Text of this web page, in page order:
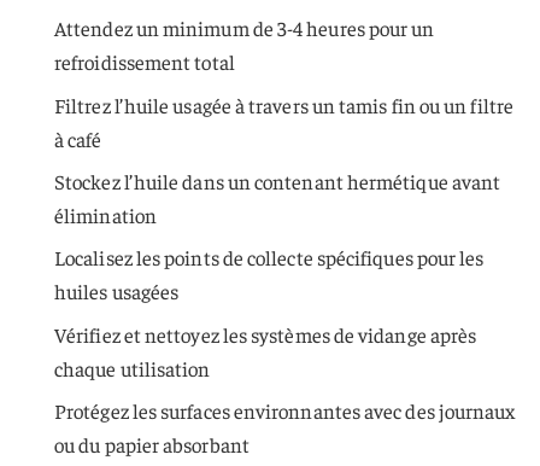
Attendez un minimum de 3-4 heures pour un
refroidissement total
Filtrez l’huile usagée à travers un tamis fin ou un filtre
à café
Stockez l’huile dans un contenant hermétique avant
élimination
Localisez les points de collecte spécifiques pour les
huiles usagées
Vérifiez et nettoyez les systèmes de vidange après
chaque utilisation
Protégez les surfaces environnantes avec des journaux
ou du papier absorbant